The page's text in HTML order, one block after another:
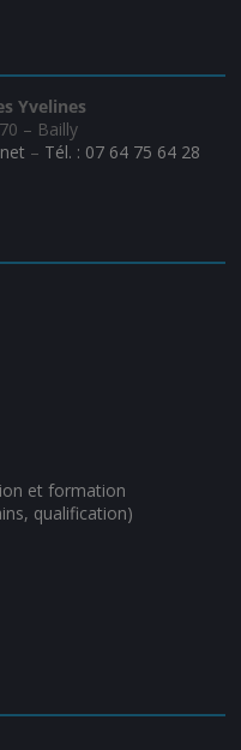
Yvelines
– Bailly
– Tél. : 07 64 75 64 28
et formation
qualification)